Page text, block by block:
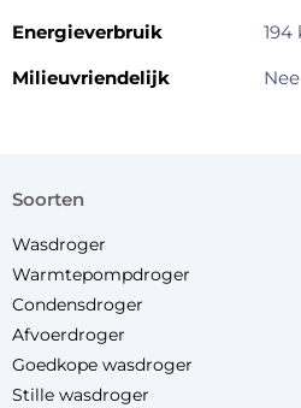
Energieverbruik
194
Milieuvriendelijk
Nee
soorten
Wasdroger
Warmtepompdroger
Condensdroger
Afvoerdroger
Goedkope wasdroger
Stille wasdroger